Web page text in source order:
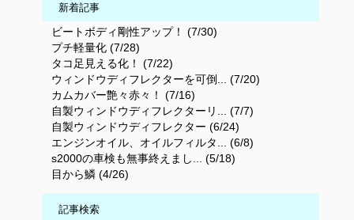
新着記事
ビートボディ剛性アップ！ (7/30)
プチ軽量化 (7/28)
タコ足見える化！ (7/22)
ウィンドウディフレクターを可倒... (7/20)
カムカバー艶々赤々！ (7/16)
自製ウィンドウディフレクターリ... (7/7)
自製ウィンドウディフレクター (6/24)
エンジンオイル、オイルフィルタ... (6/8)
s2000の車検も無事終えまし... (5/18)
目から鱗 (4/26)
記事検索